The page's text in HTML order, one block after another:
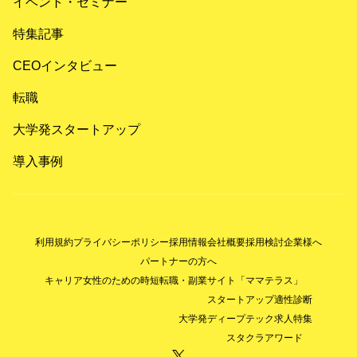
特集記事
CEOインタビュー
転職
大学発スタートアップ
導入事例
利用規約プライバシーポリシー採用情報会社概要採用検討企業様へ
パートナーの方へ
キャリア女性のための時短転職・副業サイト「ママテラス」
スタートアップ適性診断
大学発ディープテック求人特集
スタクラアワード